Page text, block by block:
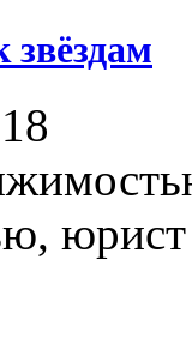
звёздам